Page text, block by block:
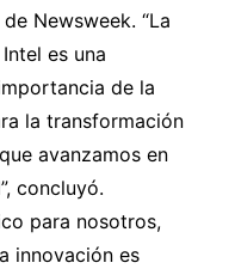
Newsweek. “La
es una
de la
la transformación
avanzamos en
concluyó.
para nosotros,
innovación es